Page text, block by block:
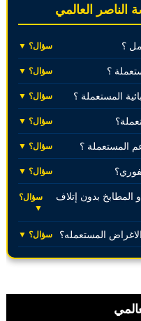
العالمي
؟ سؤال؟ ▼
؟ سؤال؟ ▼
المستعملة ؟ سؤال؟ ▼
سؤال؟ ▼
المستعملة ؟ سؤال؟ ▼
سؤال؟ ▼
بدون إتلاف
سؤال؟
▼
المستعمله؟ سؤال؟ ▼